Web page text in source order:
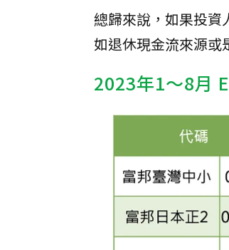
總歸來說，如果投資
如退休現金流來源或
2023年1～8月